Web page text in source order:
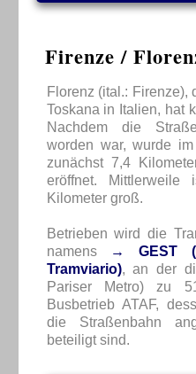
Firenze /
Florenz (ital.: Firenze),
Toskana in Italien, hat
Nachdem die
worden war, wurde
zunächst 7,4
eröffnet.
Kilometer groß.
Betrieben wird die
namens
→ GEST
Tramviario), an der
Pariser Metro) zu
Busbetrieb ATAF,
die Straßenbahn
beteiligt sind.